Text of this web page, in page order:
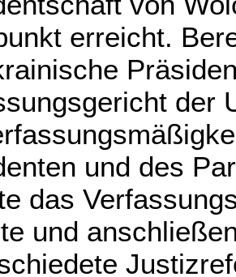
erreicht.
der
und des
das
und